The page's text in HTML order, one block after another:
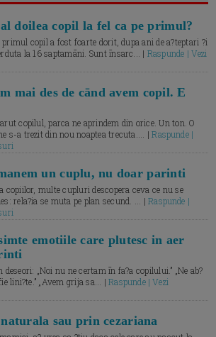
doilea copil la fel ca pe primul?
copil a fost foarte dorit, dupa ani de a?teptari ?i
la 16 saptamāni. Sunt īnsarc... | Raspunde | Vezi
mai des de cānd avem copil. E
copilul, parca ne aprindem din orice. Un ton. O
s-a trezit din nou noaptea trecuta.... |Raspunde |
un cuplu, nu doar parinti
copiilor, multe cupluri descopera ceva ce nu se
rela?ia se muta pe plan secund. ... |Raspunde |
emotiile care plutesc in aer
deseori: „Noi nu ne certam īn fa?a copilului.” „Ne ab?
lini?te.” „Avem grija sa... |Raspunde | Vezi
sau prin cezariana